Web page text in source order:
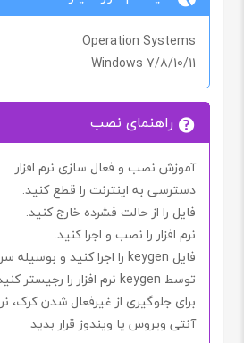
Operation Systems
Windows 7/8/10/11
راهنمای نصب
آموزش نصب و فعال سازی نرم افزار
دسترسی به اینترنت را قطع کنید.
فایل را از حالت فشرده خارج کنید.
نرم افزار را نصب و اجرا کنید.
فایل keygen را اجرا کنید و
توسط keygen نرم افزار را رجیستر
برای جلوگیری از غیرفعال شدن کرک،
آنتی ویروس یا ویندوزقرار بدید